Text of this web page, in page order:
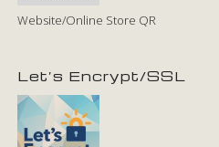
Website/Online Store QR
Let’s Encrypt/SSL